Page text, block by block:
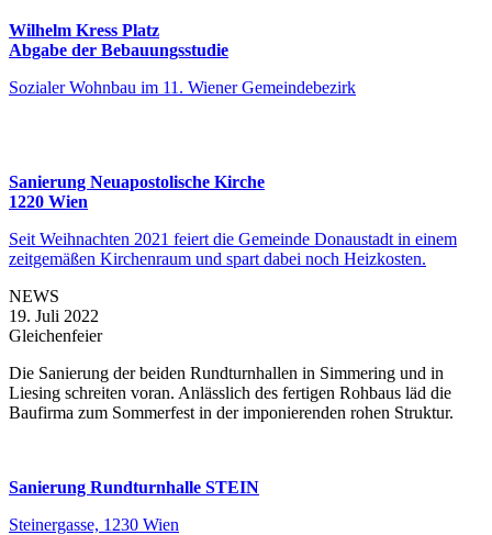
Wilhelm Kress Platz
Abgabe der Bebauungsstudie
Sozialer Wohnbau im 11. Wiener Gemeindebezirk
Sanierung Neuapostolische Kirche
1220 Wien
Seit Weihnachten 2021 feiert die Gemeinde Donaustadt in einem
zeitgemäßen Kirchenraum und spart dabei noch Heizkosten.
NEWS
19. Juli 2022
Gleichenfeier
Die Sanierung der beiden Rundturnhallen in Simmering und in
Liesing schreiten voran. Anlässlich des fertigen Rohbaus läd die
Baufirma zum Sommerfest in der imponierenden rohen Struktur.
Sanierung Rundturnhalle STEIN
Steinergasse, 1230 Wien